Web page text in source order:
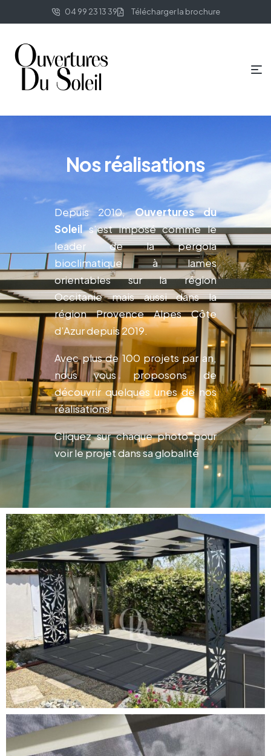
04 99 23 13 39 Télécharger la brochure
Nos réalisations
Depuis 2010,Ouvertures du
Soleils’est imposé comme le
leader de la pergola
bioclimatique à lames
orientables sur la région
Occitaniemais aussi dans la
région Provence Alpes Côte
d’Azur depuis 2019.
Avec plus de 100 projets par an,
nous vous proposons de
découvrir quelques unes de nos
réalisations.
Cliquez sur chaque photo pour
voir le projet dans sa globalité